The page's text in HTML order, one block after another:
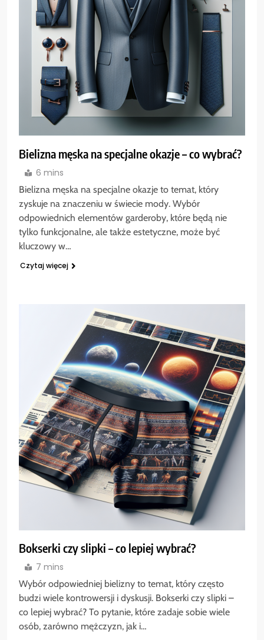
Bielizna męska na specjalne okazje – co wybrać?
6 mins
Bielizna męska na specjalne okazje to temat, który
zyskuje na znaczeniu w świecie mody. Wybór
odpowiednich elementów garderoby, które będą nie
tylko funkcjonalne, ale także estetyczne, może być
kluczowy w…
Czytaj więcej
Bokserki czy slipki – co lepiej wybrać?
7 mins
Wybór odpowiedniej bielizny to temat, który często
budzi wiele kontrowersji i dyskusji. Bokserki czy slipki –
co lepiej wybrać? To pytanie, które zadaje sobie wiele
osób, zarówno mężczyzn, jak i…